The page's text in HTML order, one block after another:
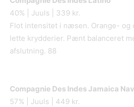
40% | Juuls | 339 kr.
Flot intensitet i næsen. Orange- og
lette krydderier. Pænt balanceret
afslutning. 88
Compagnie Des Indes Jamaica
57% | Juuls | 449 kr.